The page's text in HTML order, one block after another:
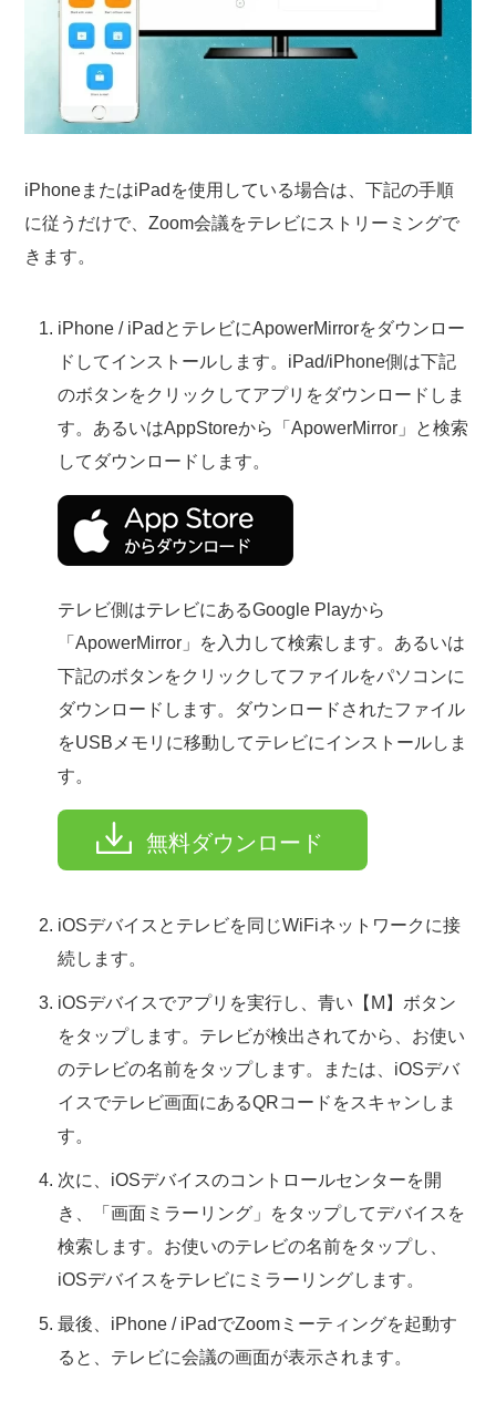
iPhoneまたはiPadを使用している場合は、下記の手順
に従うだけで、Zoom会議をテレビにストリーミングで
きます。
iPhone / iPadとテレビにApowerMirrorをダウンロー
ドしてインストールします。iPad/iPhone側は下記
のボタンをクリックしてアプリをダウンロードしま
す。あるいはAppStoreから「ApowerMirror」と検索
してダウンロードします。
テレビ側はテレビにあるGoogle Playから
「ApowerMirror」を入力して検索します。あるいは
下記のボタンをクリックしてファイルをパソコンに
ダウンロードします。ダウンロードされたファイル
をUSBメモリに移動してテレビにインストールしま
す。
無料ダウンロード
iOSデバイスとテレビを同じWiFiネットワークに接
続します。
iOSデバイスでアプリを実行し、青い【M】ボタン
をタップします。テレビが検出されてから、お使い
のテレビの名前をタップします。または、iOSデバ
イスでテレビ画面にあるQRコードをスキャンしま
す。
次に、iOSデバイスのコントロールセンターを開
き、「画面ミラーリング」をタップしてデバイスを
検索します。お使いのテレビの名前をタップし、
iOSデバイスをテレビにミラーリングします。
最後、iPhone / iPadでZoomミーティングを起動す
ると、テレビに会議の画面が表示されます。